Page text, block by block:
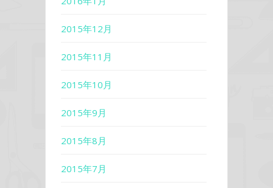
2015年12月
2015年11月
2015年10月
2015年9月
2015年8月
2015年7月